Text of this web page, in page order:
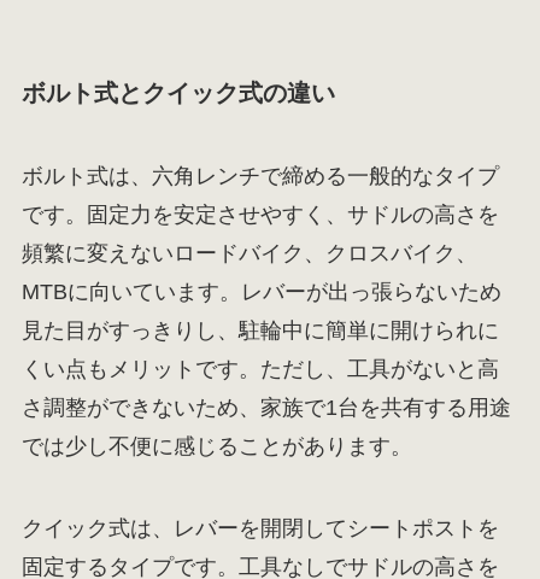
ボルト式とクイック式の違い
ボルト式は、六角レンチで締める一般的なタイプ
です。固定力を安定させやすく、サドルの高さを
頻繁に変えないロードバイク、クロスバイク、
MTBに向いています。レバーが出っ張らないため
見た目がすっきりし、駐輪中に簡単に開けられに
くい点もメリットです。ただし、工具がないと高
さ調整ができないため、家族で1台を共有する用途
では少し不便に感じることがあります。
クイック式は、レバーを開閉してシートポストを
固定するタイプです。工具なしでサドルの高さを